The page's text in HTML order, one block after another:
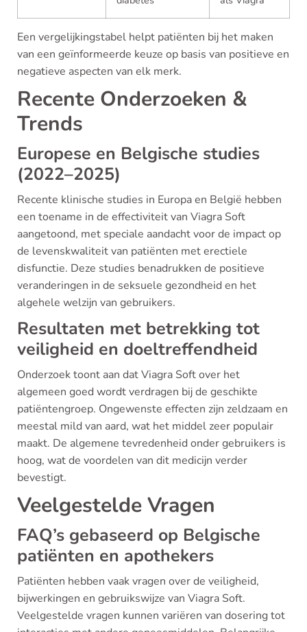
Een vergelijkingstabel helpt patiënten bij het maken
van een geïnformeerde keuze op basis van positieve en
negatieve aspecten van elk merk.
Recente Onderzoeken &
Trends
Europese en Belgische studies
(2022–2025)
Recente klinische studies in Europa en België hebben
een toename in de effectiviteit van Viagra Soft
aangetoond, met speciale aandacht voor de impact op
de levenskwaliteit van patiënten met erectiele
disfunctie. Deze studies benadrukken de positieve
veranderingen in de seksuele gezondheid en het
algehele welzijn van gebruikers.
Resultaten met betrekking tot
veiligheid en doeltreffendheid
Onderzoek toont aan dat Viagra Soft over het
algemeen goed wordt verdragen bij de geschikte
patiëntengroep. Ongewenste effecten zijn zeldzaam en
meestal mild van aard, wat het middel zeer populair
maakt. De algemene tevredenheid onder gebruikers is
hoog, wat de voordelen van dit medicijn verder
bevestigt.
Veelgestelde Vragen
FAQ’s gebaseerd op Belgische
patiënten en apothekers
Patiënten hebben vaak vragen over de veiligheid,
bijwerkingen en gebruikswijze van Viagra Soft.
Veelgestelde vragen kunnen variëren van dosering tot